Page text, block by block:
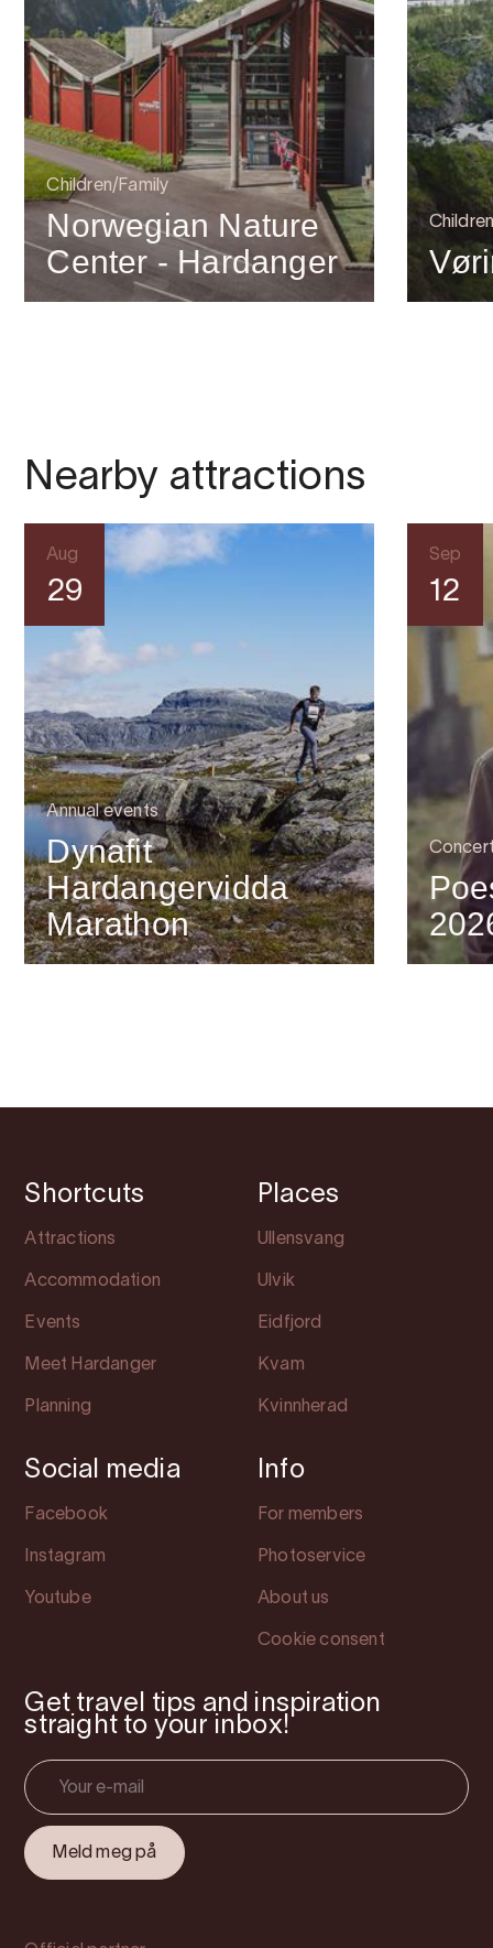
Children/Family
Norwegian Nature
Center - Hardanger
Nearby attractions
Aug
29
Annual events
Dynafit
Hardangervidda
Marathon
Sep
12
Shortcuts
Attractions
Accommodation
Events
Meet Hardanger
Planning
Places
Ullensvang
Ulvik
Eidfjord
Kvam
Kvinnherad
Social media
Facebook
Instagram
Youtube
Info
For members
Photoservice
About us
Cookie consent
Get travel tips and inspiration
straight to your inbox!